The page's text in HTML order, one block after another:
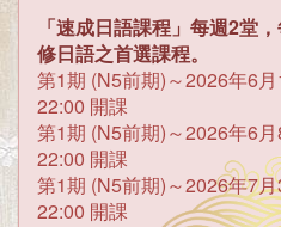
「速成日語課程」每週2堂
修日語之首選課程。
第1期 (N5前期)～2026年6
22:00 開課
第1期 (N5前期)～2026年6
22:00 開課
第1期 (N5前期)～2026年7
22:00 開課